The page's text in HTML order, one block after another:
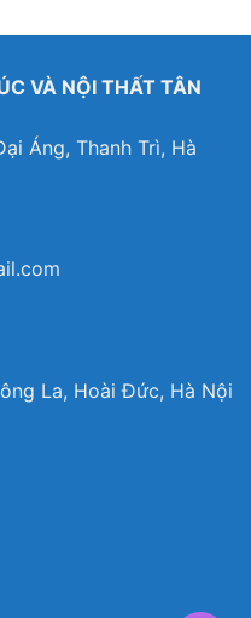
VÀ NỘI THẤT TÂN
Áng, Thanh Trì, Hà
La, Hoài Đức, Hà Nội